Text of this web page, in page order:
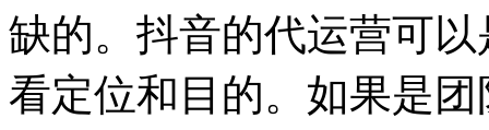
缺的。抖音的代运营可
看定位和目的。如果是